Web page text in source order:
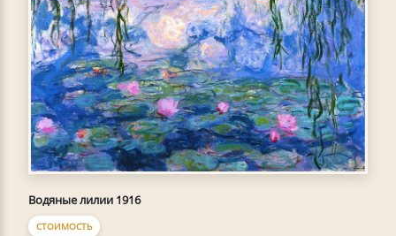
Водяные лилии 1916
СТОИМОСТЬ